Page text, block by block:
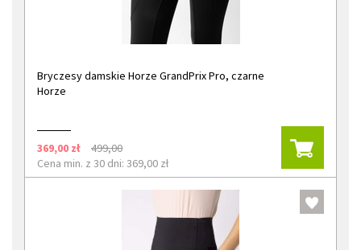
Bryczesy damskie Horze GrandPrix Pro, czarne
Horze
369,00 zł
499,00
Cena min. z 30 dni: 369,00 zł